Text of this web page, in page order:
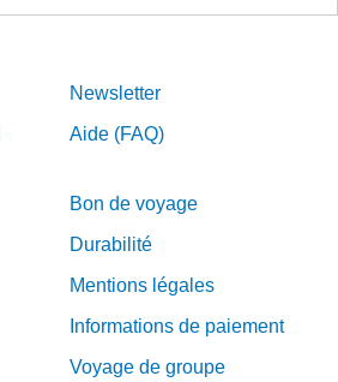
Newsletter
Aide (FAQ)
Bon de voyage
Durabilité
Mentions légales
Informations de paiement
Voyage de groupe